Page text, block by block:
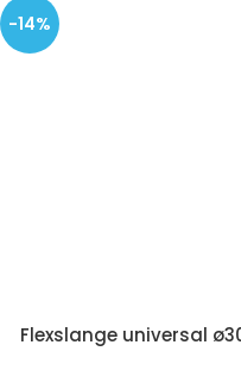
-14%
Flexslange universal